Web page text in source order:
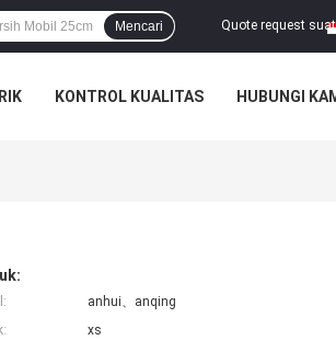
Quote request
Mencari
KONTROL KUALITAS HUBUNGI
anhui、anqing
xs